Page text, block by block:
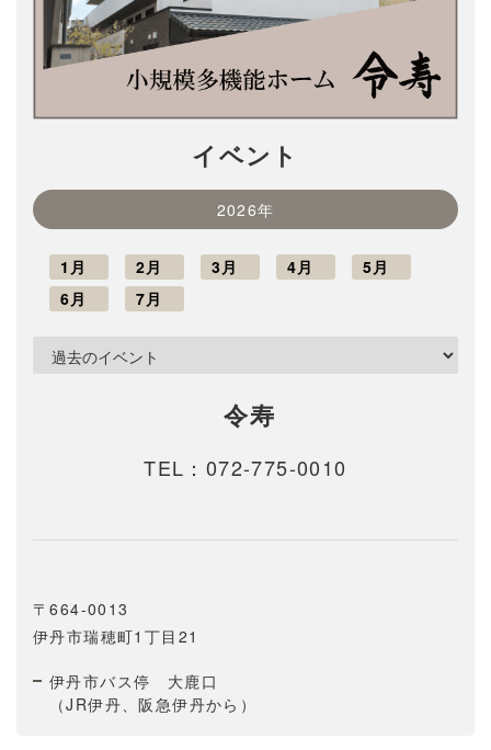
イベント
2026年
1月 2月 3月 4月
5月
6月
7月
令寿
TEL： 072-775-0010
〒664-0013
伊丹市瑞穂町1丁目21
伊丹市バス停 大鹿口
（JR伊丹、阪急伊丹から）